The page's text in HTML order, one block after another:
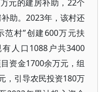
元的建房补助，22个
助。2023年，该村还
范村”创建600万元扶
人口1088户共3400
资金1700余万元，组
，引导农民投资180万